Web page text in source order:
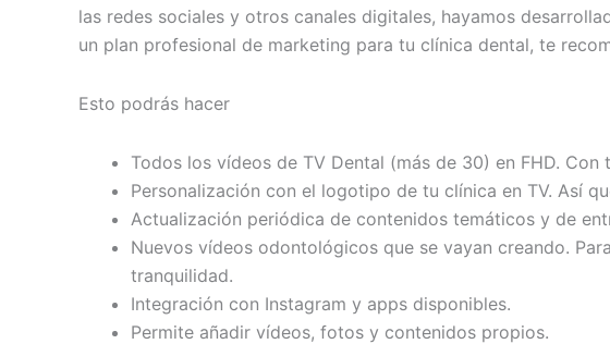
las redes sociales y otros canales digitales, hayamos
un plan profesional de marketing para tu clínica dental, te
Esto podrás hacer
Todos los vídeos de TV Dental (más de 30) en FHD.
Personalización con el logotipo de tu clínica en TV. Así
Actualización periódica de contenidos temáticos y de
Nuevos vídeos odontológicos que se vayan creando.
tranquilidad.
Integración con Instagram y apps disponibles.
Permite añadir vídeos, fotos y contenidos propios.